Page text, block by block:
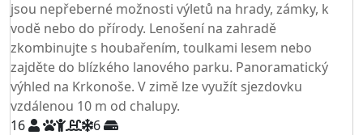
jsou nepřeberné možnosti výletů na hrady, zámky, k
vodě nebo do přírody. Lenošení na zahradě
zkombinujte s houbařením, toulkami lesem nebo
zajděte do blízkého lanového parku. Panoramatický
výhled na Krkonoše. V zimě lze využít sjezdovku
vzdálenou 10 m od chalupy.
16
6